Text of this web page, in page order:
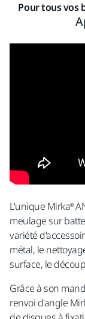
Pour tous vos
L'unique Mirka®
meulage sur
variété
métal, le
surface, le
Grâce à son
renvoi d'angle